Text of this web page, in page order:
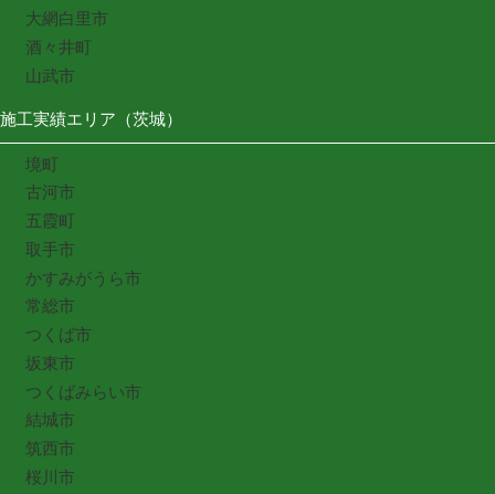
大網白里市
酒々井町
山武市
施工実績エリア（茨城）
境町
古河市
五霞町
取手市
かすみがうら市
常総市
つくば市
坂東市
つくばみらい市
結城市
筑西市
桜川市